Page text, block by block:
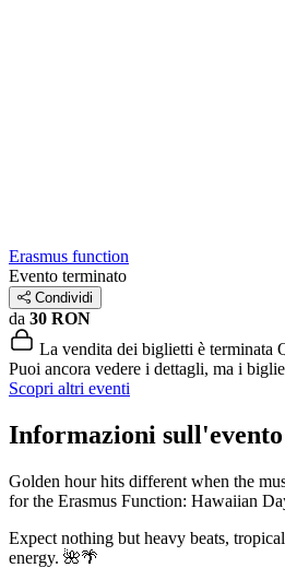
Erasmus function
Evento terminato
Condividi
da 30 RON
La vendita dei biglietti è terminata
Puoi ancora vedere i dettagli, ma i
Scopri altri eventi
Informazioni sull'evento
Golden hour hits different when the
for the Erasmus Function: Hawaiian
Expect nothing but heavy beats,
energy. 🌺🌴